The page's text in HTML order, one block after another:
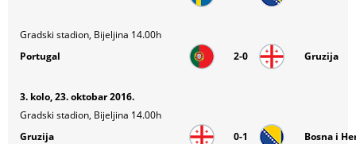
Gradski stadion, Bijeljina 14.00h
Portugal
2-0 Gruzija
3. kolo, 23. oktobar 2016.
Gradski stadion, Bijeljina 14.00h
Gruzija
0-1 Bosna i